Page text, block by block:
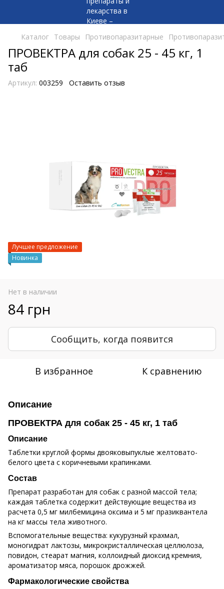
Каталог Товары Противопаразитарные
ПРОВЕКТРА для собак 25 - 45 кг, 1
таб
Артикул: 003259 Оставить отзыв
Лучшее предложение
Новинка
Нет в наличии
84 грн
Сообщить, когда появится
В избранное К сравнению
Описание
ПРОВЕКТРА для собак 25 - 45 кг, 1 таб
Описание
Таблетки круглой формы двояковыпуклые желтовато-
белого цвета с коричневыми крапинками.
Состав
Препарат разработан для собак с разной массой тела;
каждая таблетка содержит действующие вещества из
расчета 0,5 мг милбемицина оксима и 5 мг празиквантела
на кг массы тела животного.
Вспомогательные вещества: кукурузный крахмал,
моногидрат лактозы, микрокристаллическая целлюлоза,
повидон, стеарат магния, коллоидный диоксид кремния,
ароматизатор мяса, порошок дрожжей.
Фармакологические свойства